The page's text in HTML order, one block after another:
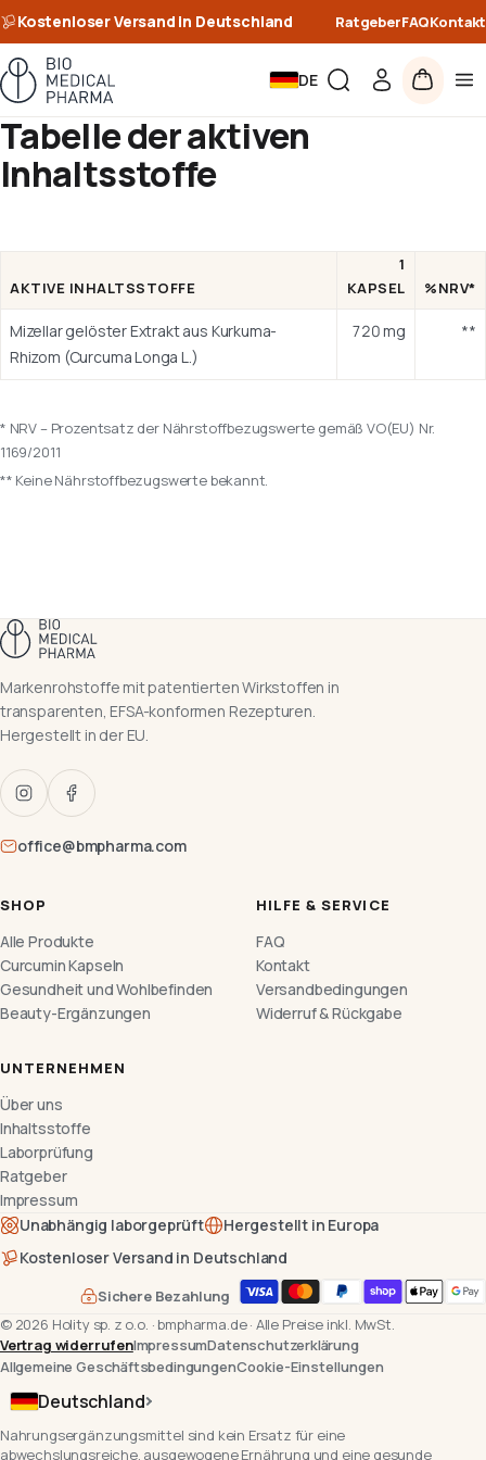
Kostenloser Versand in Deutschland RatgeberFAQKontakt
DE
Tabelle der aktiven
Inhaltsstoffe
AKTIVE INHALTSSTOFFE
1
KAPSEL
%NRV*
Mizellar gelöster Extrakt aus Kurkuma-
Rhizom (Curcuma Longa L.)
720 mg **
* NRV – Prozentsatz der Nährstoffbezugswerte gemäß VO(EU) Nr.
1169/2011
** Keine Nährstoffbezugswerte bekannt.
Markenrohstoffe mit patentierten Wirkstoffen in
transparenten, EFSA-konformen Rezepturen.
Hergestellt in der EU.
office@bmpharma.com
SHOP
Alle Produkte
Curcumin Kapseln
Gesundheit und Wohlbefinden
Beauty-Ergänzungen
HILFE & SERVICE
FAQ
Kontakt
Versandbedingungen
Widerruf & Rückgabe
UNTERNEHMEN
Über uns
Inhaltsstoffe
Laborprüfung
Ratgeber
Impressum
Unabhängig laborgeprüft
Hergestellt in Europa
Kostenloser Versand in Deutschland
Sichere Bezahlung
© 2026 Holity sp. z o.o. ·bmpharma.de· Alle Preise inkl. MwSt.
Vertrag widerrufenImpressumDatenschutzerklärung
Allgemeine GeschäftsbedingungenCookie-Einstellungen
Deutschland
Nahrungsergänzungsmittel sind kein Ersatz für eine
abwechslungsreiche, ausgewogene Ernährung und eine gesunde